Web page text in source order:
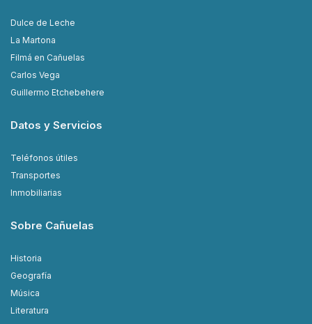
Dulce de Leche
La Martona
Filmá en Cañuelas
Carlos Vega
Guillermo Etchebehere
Datos y Servicios
Teléfonos útiles
Transportes
Inmobiliarias
Sobre Cañuelas
Historia
Geografía
Música
Literatura